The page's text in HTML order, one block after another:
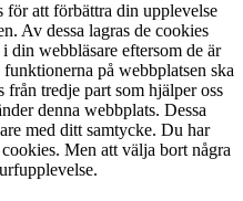
för att förbättra din upplevelse
Av dessa lagras de cookies
din webbläsare eftersom de är
på webbplatsen ska
tredje part som hjälper oss
denna webbplats. Dessa
med ditt samtycke. Du har
Men att välja bort några